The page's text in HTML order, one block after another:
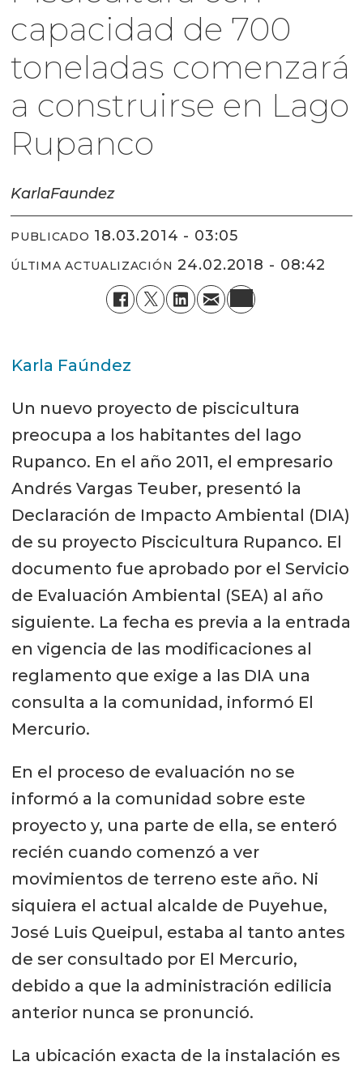
capacidad de 700
toneladas comenzará
a construirse en Lago
Rupanco
KarlaFaundez
PUBLICADO 18.03.2014 - 03:05
ÚLTIMA ACTUALIZACIÓN 24.02.2018 - 08:42
Karla Faúndez
Un nuevo proyecto de piscicultura
preocupa a los habitantes del lago
Rupanco. En el año 2011, el empresario
Andrés Vargas Teuber, presentó la
Declaración de Impacto Ambiental (DIA)
de su proyecto Piscicultura Rupanco. El
documento fue aprobado por el Servicio
de Evaluación Ambiental (SEA) al año
siguiente. La fecha es previa a la entrada
en vigencia de las modificaciones al
reglamento que exige a las DIA una
consulta a la comunidad, informó El
Mercurio.
En el proceso de evaluación no se
informó a la comunidad sobre este
proyecto y, una parte de ella, se enteró
recién cuando comenzó a ver
movimientos de terreno este año. Ni
siquiera el actual alcalde de Puyehue,
José Luis Queipul, estaba al tanto antes
de ser consultado por El Mercurio,
debido a que la administración edilicia
anterior nunca se pronunció.
La ubicación exacta de la instalación es